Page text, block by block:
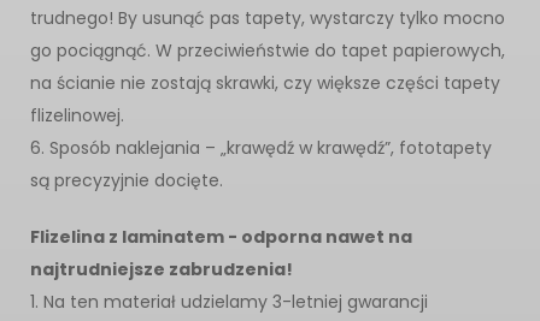
trudnego! By usunąć pas tapety, wystarczy tylko mocno
go pociągnąć. W przeciwieństwie do tapet papierowych,
na ścianie nie zostają skrawki, czy większe części tapety
flizelinowej.
6. Sposób naklejania – „krawędź w krawędź”, fototapety
są precyzyjnie docięte.
Flizelina z laminatem - odporna nawet na
najtrudniejsze zabrudzenia!
1. Na ten materiał udzielamy 3-letniej gwarancji